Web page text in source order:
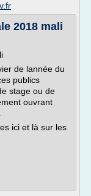
2018 mali
de lannée du
publics
stage ou de
ouvrant
ici et là sur les